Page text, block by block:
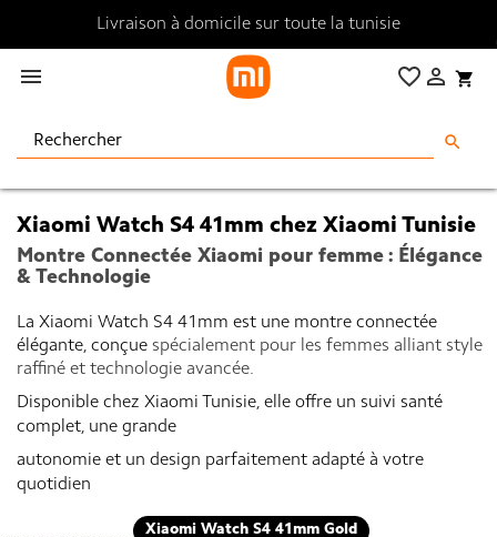
Livraison à domicile sur toute la tunisie
 shopping_cart

favorite_border
search
Xiaomi Watch S4 41mm chez Xiaomi Tunisie
Montre Connectée Xiaomi pour femme : Élégance
& Technologie
La Xiaomi Watch S4 41mm est une montre connectée
élégante, conçue spécialement pour les femmes alliant style
raffiné et technologie avancée.
Disponible chez Xiaomi Tunisie, elle offre un suivi santé
complet, une grande
autonomie et un design parfaitement adapté à votre
quotidien
Xiaomi Watch S4 41mm Gold